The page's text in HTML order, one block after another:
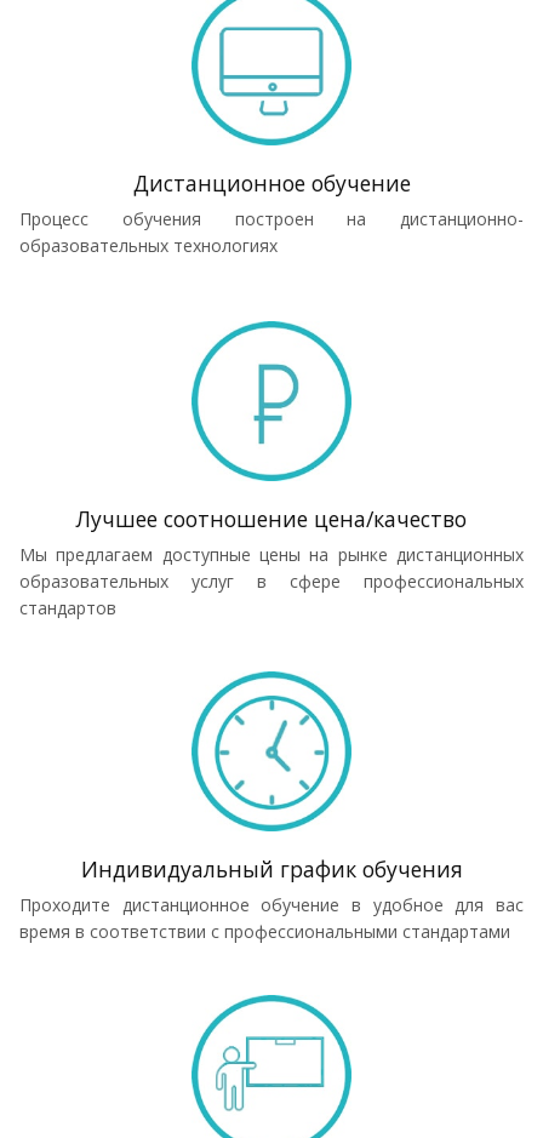
Дистанционное обучение
Процесс обучения построен на дистанционно-
образовательных технологиях
Лучшее соотношение цена/качество
Мы предлагаем доступные цены на рынке дистанционных
образовательных услуг в сфере профессиональных
стандартов
Индивидуальный график обучения
Проходите дистанционное обучение в удобное для вас
время в соответствии с профессиональными стандартами